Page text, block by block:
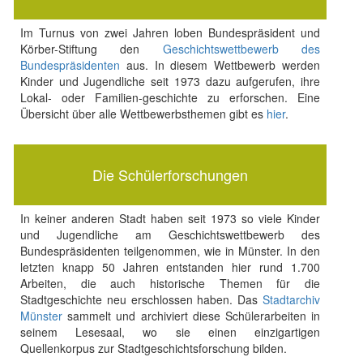
Im Turnus von zwei Jahren loben Bundespräsident und
Körber-Stiftung den Geschichtswettbewerb des
Bundespräsidenten aus. In diesem Wettbewerb werden
Kinder und Jugendliche seit 1973 dazu aufgerufen, ihre
Lokal- oder Familien-geschichte zu erforschen. Eine
Übersicht über alle Wettbewerbsthemen gibt es hier.
Die Schülerforschungen
In keiner anderen Stadt haben seit 1973 so viele Kinder
und Jugendliche am Geschichtswettbewerb des
Bundespräsidenten teilgenommen, wie in Münster. In den
letzten knapp 50 Jahren entstanden hier rund 1.700
Arbeiten, die auch historische Themen für die
Stadtgeschichte neu erschlossen haben. DasStadtarchiv
Münstersammelt und archiviert diese Schülerarbeiten in
seinem Lesesaal, wo sie einen einzigartigen
Quellenkorpus zur Stadtgeschichtsforschung bilden.